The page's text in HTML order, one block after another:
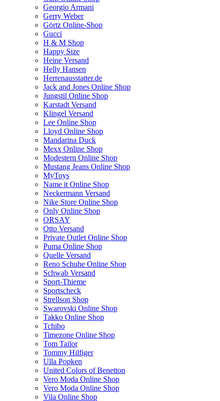
Georgio Armani
Gerry Weber
Görtz Online-Shop
Gucci
H & M Shop
Happy Size
Heine Versand
Helly Hansen
Herrenausstatter.de
Jack and Jones Online Shop
Jungstil Online Shop
Karstadt Versand
Klingel Versand
Lee Online Shop
Lloyd Online Shop
Mandarina Duck
Mexx Online Shop
Modestern Online Shop
Mustang Jeans Online Shop
MyToys
Name it Online Shop
Neckermann Versand
Nike Store Online Shop
Only Online Shop
ORSAY
Otto Versand
Private Outlet Online Shop
Puma Online Shop
Quelle Versand
Reno Schuhe Online Shop
Schwab Versand
Sport-Thieme
Sportscheck
Strellson Shop
Swarovski Online Shop
Takko Online Shop
Tchibo
Timezone Online Shop
Tom Tailor
Tommy Hilfiger
Ulla Popken
United Colors of Benetton
Vero Moda Online Shop
Vero Moda Online Shop
Vila Online Shop